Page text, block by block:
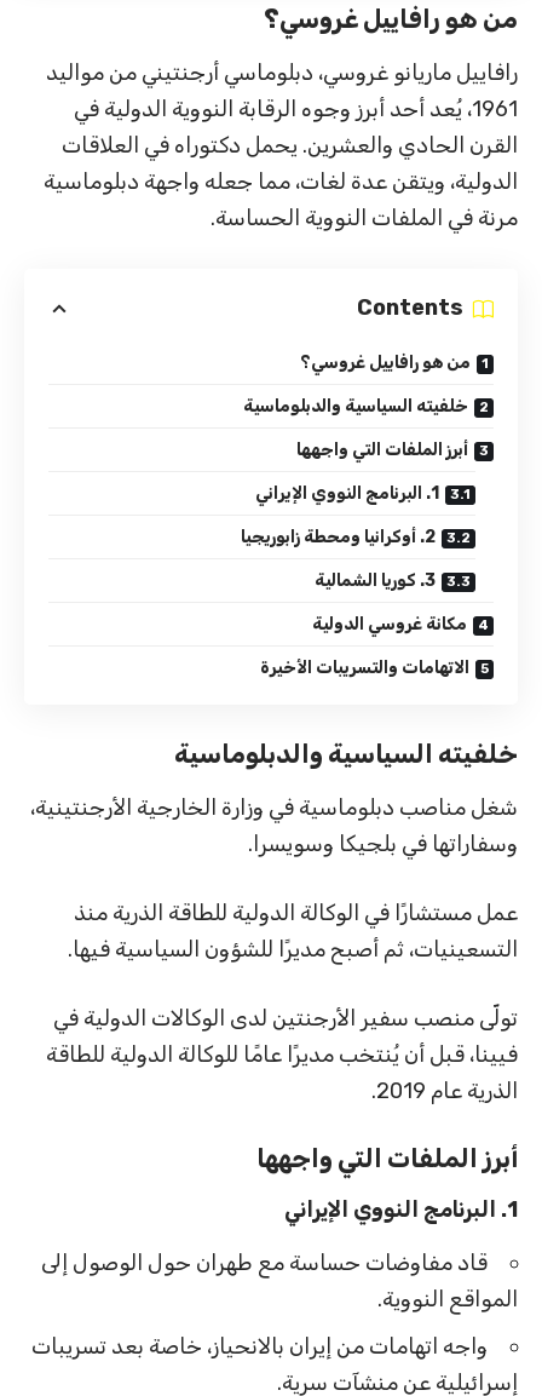
من هو رافاييل غروسي؟
رافاييل ماريانو غروسي، دبلوماسي أرجنتيني من مواليد
1961، يُعد أحد أبرز وجوه الرقابة النووية الدولية في
القرن الحادي والعشرين. يحمل دكتوراه في العلاقات
الدولية، ويتقن عدة لغات، مما جعله واجهة دبلوماسية
مرنة في الملفات النووية الحساسة.
Contents
من هو رافاييل غروسي؟
خلفيته السياسية والدبلوماسية
أبرز الملفات التي واجهها
1. البرنامج النووي الإيراني
2. أوكرانيا ومحطة زابوريجيا
3. كوريا الشمالية
مكانة غروسي الدولية
الاتهامات والتسريبات الأخيرة
خلفيته السياسية والدبلوماسية
شغل مناصب دبلوماسية في وزارة الخارجية الأرجنتينية،
وسفاراتها في بلجيكا وسويسرا.
عمل مستشارًا في الوكالة الدولية للطاقة الذرية منذ
التسعينيات، ثم أصبح مديرًا للشؤون السياسية فيها.
تولّى منصب سفير الأرجنتين لدى الوكالات الدولية في
فيينا، قبل أن يُنتخب مديرًا عامًا للوكالة الدولية للطاقة
الذرية عام 2019.
أبرز الملفات التي واجهها
1. البرنامج النووي الإيراني
قاد مفاوضات حساسة مع طهران حول الوصول إلى
المواقع النووية.
واجه اتهامات من إيران بالانحياز، خاصة بعد تسريبات
إسرائيلية عن منشآت سرية.